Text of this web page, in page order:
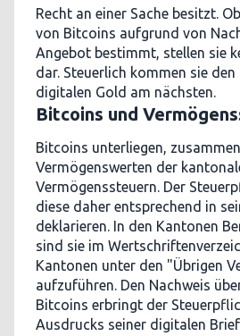
Recht an einer Sache besitzt.
von Bitcoins aufgrund von
Angebot bestimmt, stellen sie
dar. Steuerlich kommen sie den
digitalen Gold am nächsten.
Bitcoins und
Bitcoins unterliegen,
Vermögenswerten der
Vermögenssteuern. Der
diese daher entsprechend in
deklarieren. In den Kantonen
sind sie im
Kantonen unter den "Übrigen
aufzuführen. Den Nachweis
Bitcoins erbringt der
Ausdrucks seiner digitalen